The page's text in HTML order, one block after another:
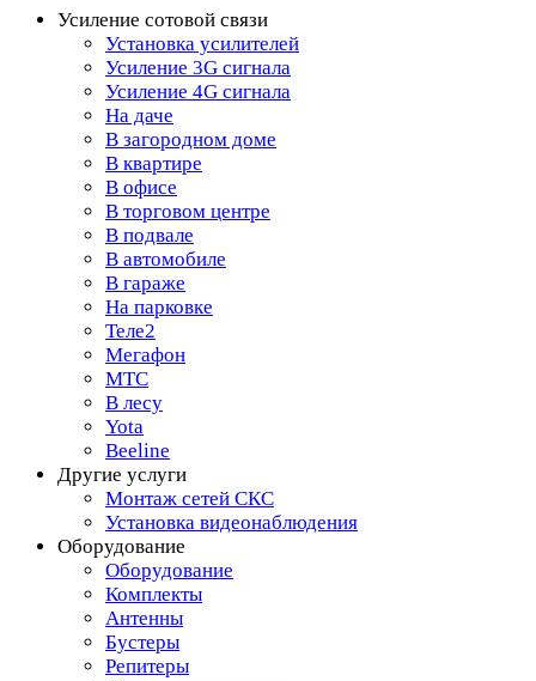
Усиление сотовой связи
Установка усилителей
Усиление 3G сигнала
Усиление 4G сигнала
На даче
В загородном доме
В квартире
В офисе
В торговом центре
В подвале
В автомобиле
В гараже
На парковке
Теле2
Мегафон
МТС
В лесу
Yota
Beeline
Другие услуги
Монтаж сетей СКС
Установка видеонаблюдения
Оборудование
Оборудование
Комплекты
Антенны
Бустеры
Репитеры